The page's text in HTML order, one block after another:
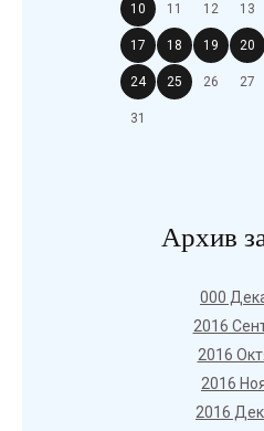
10 11 12 13
17 18 19 20
24 25 26 27
31
Архив
000
2016
2016
2016
2016